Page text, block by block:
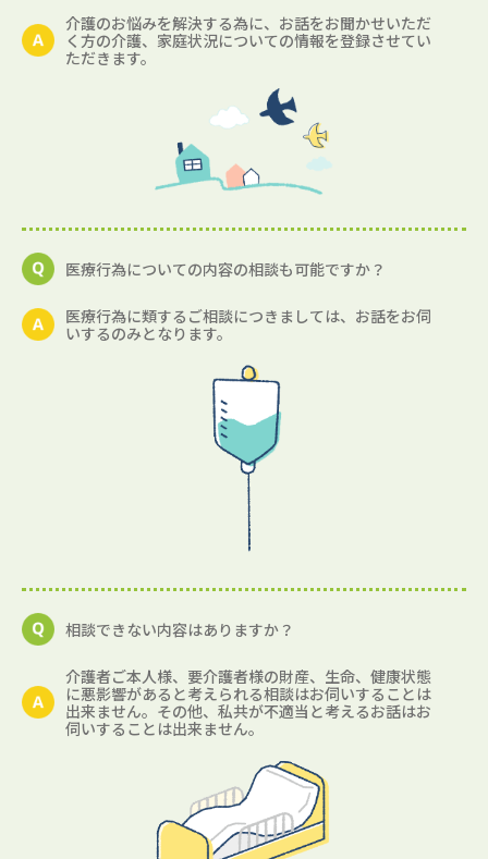
介護のお悩みを解決する為に、お話をお聞かせいただ
く方の介護、家庭状況についての情報を登録させてい
ただきます。
医療行為についての内容の相談も可能ですか？
医療行為に類するご相談につきましては、お話をお伺
いするのみとなります。
相談できない内容はありますか？
介護者ご本人様、要介護者様の財産、生命、健康状態
に悪影響があると考えられる相談はお伺いすることは
出来ません。その他、私共が不適当と考えるお話はお
伺いすることは出来ません。